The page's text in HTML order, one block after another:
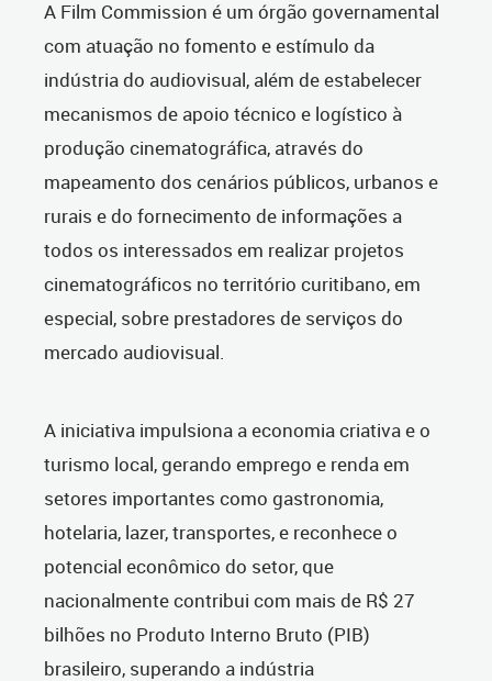
A Film Commission é um órgão governamental
com atuação no fomento e estímulo da
indústria do audiovisual, além de estabelecer
mecanismos de apoio técnico e logístico à
produção cinematográfica, através do
mapeamento dos cenários públicos, urbanos e
rurais e do fornecimento de informações a
todos os interessados em realizar projetos
cinematográficos no território curitibano, em
especial, sobre prestadores de serviços do
mercado audiovisual.
A iniciativa impulsiona a economia criativa e o
turismo local, gerando emprego e renda em
setores importantes como gastronomia,
hotelaria, lazer, transportes, e reconhece o
potencial econômico do setor, que
nacionalmente contribui com mais de R$ 27
bilhões no Produto Interno Bruto (PIB)
brasileiro, superando a indústria